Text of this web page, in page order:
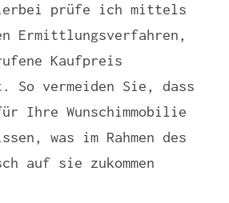
prüfe ich mittels
Ermittlungsverfahren,
Kaufpreis
vermeiden Sie, dass
Ihre Wunschimmobilie
was im Rahmen des
auf sie zukommen